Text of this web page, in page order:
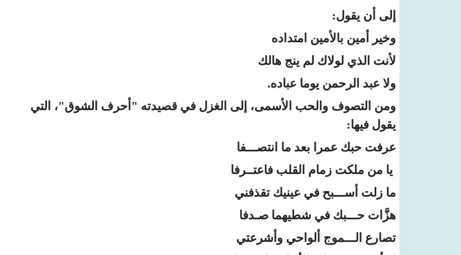
إلى أن يقول:
وخير أمين بالأمين امتداده
لأنت الذي لولاك لم ينج هالك
ولا عبد الرحمن يوما عباده.
ومن التصوف والحب الأسمى، إلى الغزل في قصيدته "أحرف الشوق"، التي
يقول فيها:
عرفت حبك عمرا بعد ما انتصـــفا
يا من ملكت زمام القلب فاعتــرفا
ما زلت أســـبح في عينيك تقذفني
هزَّات حـــبك في شطيهما صـدفا
تصارع الـــموج ألواحي وأشرعتي